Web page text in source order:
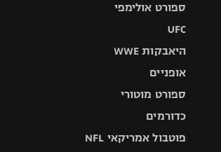
ספורט אולימפי
UFC
היאבקות WWE
אופניים
ספורט מוטורי
כדורמים
פוטבול אמריקאי NFL